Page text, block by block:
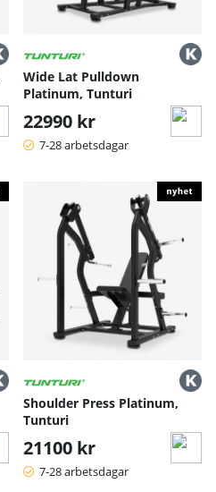
Wide Lat Pulldown
Platinum, Tunturi
22990 kr
7-28 arbetsdagar
Shoulder Press Platinum,
Tunturi
21100 kr
7-28 arbetsdagar